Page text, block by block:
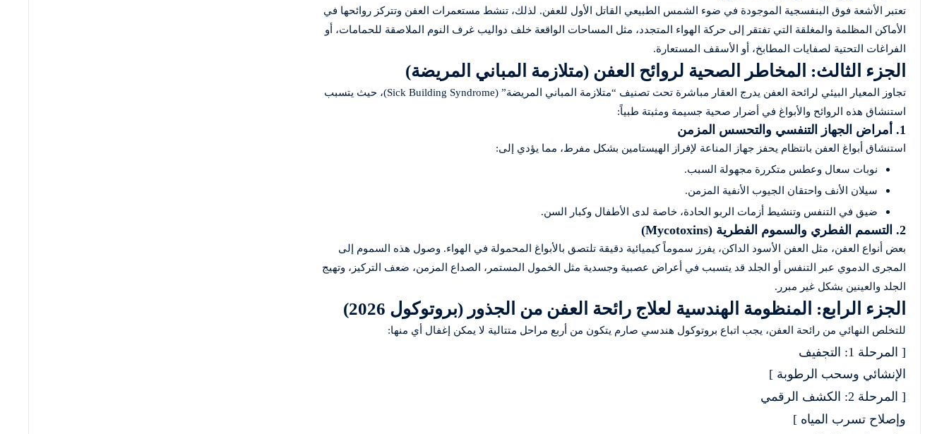
تعتبر الأشعة فوق البنفسجية الموجودة في ضوء الشمس الطبيعي القاتل الأول للعفن. لذلك، تنشط مستعمرات العفن وتتركز روائحها في
الأماكن المظلمة والمغلقة التي تفتقر إلى حركة الهواء المتجدد، مثل المساحات الواقعة خلف دواليب غرف النوم الملاصقة للحمامات، أو
الفراغات التحتية لصفايات المطابخ، أو الأسقف المستعارة.
الجزء الثالث: المخاطر الصحية لروائح العفن (متلازمة المباني المريضة)
تجاوز المعيار البيئي لرائحة العفن يدرج العقار مباشرة تحت تصنيف “متلازمة المباني المريضة” (Sick Building Syndrome)، حيث يتسبب
استنشاق هذه الروائح والأبواغ في أضرار صحية جسيمة ومثبتة طبياً:
1. أمراض الجهاز التنفسي والتحسس المزمن
استنشاق أبواغ العفن بانتظام يحفز جهاز المناعة لإفراز الهيستامين بشكل مفرط، مما يؤدي إلى:
نوبات سعال وعطس متكررة مجهولة السبب.
سيلان الأنف واحتقان الجيوب الأنفية المزمن.
ضيق في التنفس وتنشيط أزمات الربو الحادة، خاصة لدى الأطفال وكبار السن.
2. التسمم الفطري والسموم الفطرية (Mycotoxins)
بعض أنواع العفن، مثل العفن الأسود الداكن، يفرز سموماً كيميائية دقيقة تلتصق بالأبواغ المحمولة في الهواء. وصول هذه السموم إلى
المجرى الدموي عبر التنفس أو الجلد قد يتسبب في أعراض عصبية وجسدية مثل الخمول المستمر، الصداع المزمن، ضعف التركيز، وتهيج
الجلد والعينين بشكل غير مبرر.
الجزء الرابع: المنظومة الهندسية لعلاج رائحة العفن من الجذور (بروتوكول 2026)
للتخلص النهائي من رائحة العفن، يجب اتباع بروتوكول هندسي صارم يتكون من أربع مراحل متتالية لا يمكن إغفال أي منها: